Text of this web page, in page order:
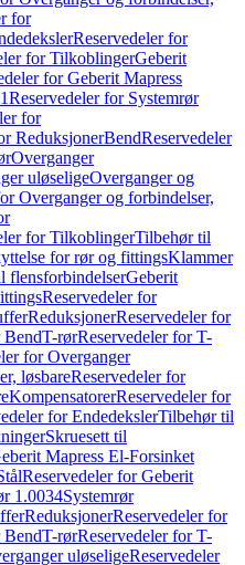
for
Reservedeler for
for TilkoblingerGeberit
for Geberit Mapress
Reservedeler for Systemrør
for
ReduksjonerBendReservedeler
Overganger
uløseligeOverganger og
Overganger og forbindelser,
for TilkoblingerTilbehør til
for rør og fittingsKlammer
flensforbindelserGeberit
Reservedeler for
ReduksjonerReservedeler for
BendT-rørReservedeler for T-
for Overganger
løsbareReservedeler for
KompensatorerReservedeler for
for EndedekslerTilbehør til
Skruesett til
Mapress El-Forsinket
Reservedeler for Geberit
1.0034Systemrør
ReduksjonerReservedeler for
BendT-rørReservedeler for T-
uløseligeReservedeler